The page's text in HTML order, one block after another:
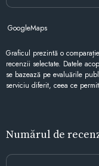
GoogleMaps
Graficul prezintă o
recenzii selectate. Datele
se bazează pe evaluările
serviciu diferit, ceea ce
Numărul de